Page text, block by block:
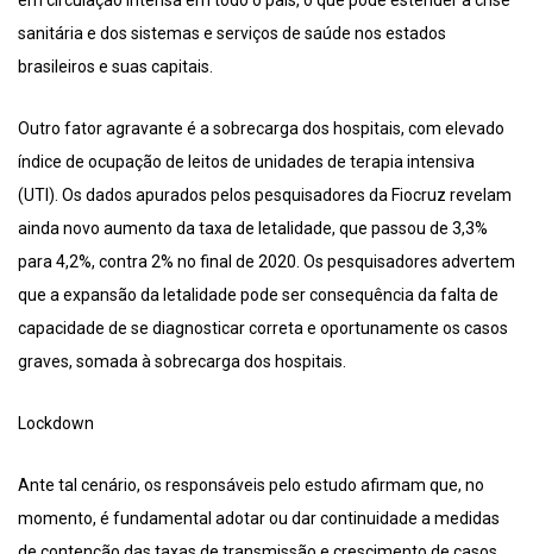
sanitária e dos sistemas e serviços de saúde nos estados
brasileiros e suas capitais.
Outro fator agravante é a sobrecarga dos hospitais, com elevado
índice de ocupação de leitos de unidades de terapia intensiva
(UTI). Os dados apurados pelos pesquisadores da Fiocruz revelam
ainda novo aumento da taxa de letalidade, que passou de 3,3%
para 4,2%, contra 2% no final de 2020. Os pesquisadores advertem
que a expansão da letalidade pode ser consequência da falta de
capacidade de se diagnosticar correta e oportunamente os casos
graves, somada à sobrecarga dos hospitais.
Lockdown
Ante tal cenário, os responsáveis pelo estudo afirmam que, no
momento, é fundamental adotar ou dar continuidade a medidas